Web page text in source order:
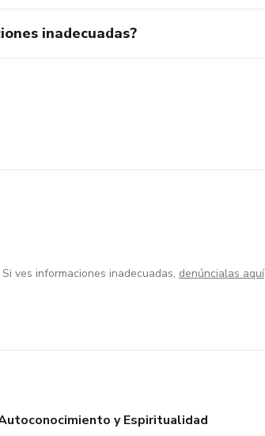
inadecuadas?
ves informaciones inadecuadas, denúncialas aquí
y Espiritualidad